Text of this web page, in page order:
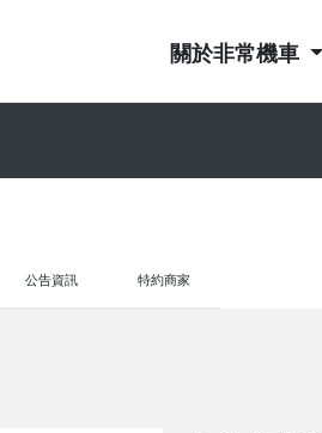
關於非常機車
公告資訊 特約商家